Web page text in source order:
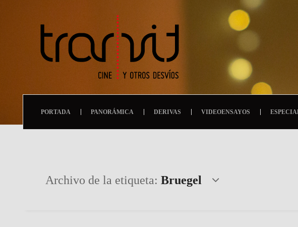
PORTADA PANORÁMICA DERIVAS VIDEOENSAYOS
Archivo de la etiqueta: Bruegel